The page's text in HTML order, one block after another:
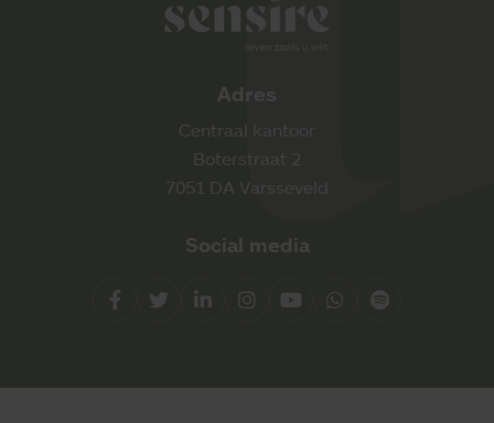
Adres
Centraal kantoor
Boterstraat 2
7051 DA Varsseveld
Social media
FacebookTwitterLinkedInInstagram
YouTubeWhatsapp
Spotify